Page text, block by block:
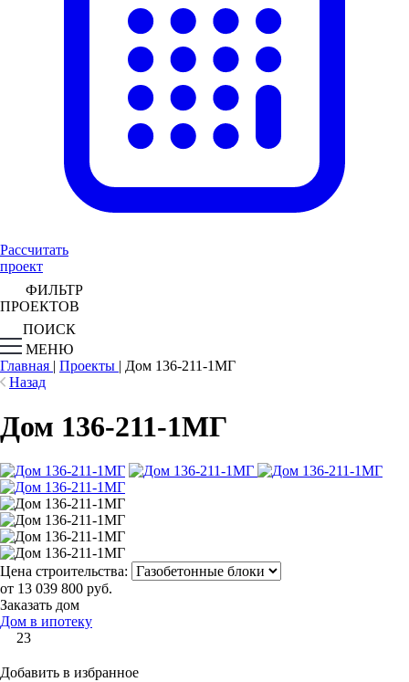
Рассчитать
проект
ФИЛЬТР
ПРОЕКТОВ
ПОИСК
МЕНЮ
Главная | Проекты | Дом 136-211-1МГ
Назад
Дом 136-211-1МГ
Цена строительства:
от 13 039 800 руб.
Заказать дом
Дом в ипотеку
23
Добавить в избранное